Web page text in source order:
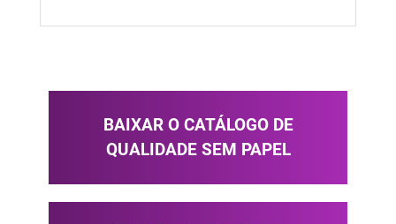
BAIXAR O CATÁLOGO DE
QUALIDADE SEM PAPEL